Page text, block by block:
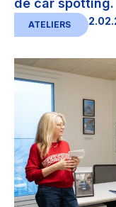
de car spotting.
ATELIERS